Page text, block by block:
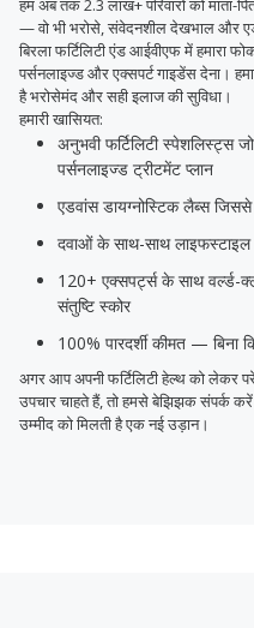
हम अब तक 2.3 लाख+ परिवारों को माता-
— वो भी भरोसे, संवेदनशील देखभाल और
बिरला फर्टिलिटी एंड आईवीएफ में हमारा
पर्सनलाइज्ड और एक्सपर्ट गाइडेंस देना।
है भरोसेमंद और सही इलाज की सुविधा।
हमारी खासियत:
अनुभवी फर्टिलिटी स्पेशलिस्ट्स
पर्सनलाइज्ड ट्रीटमेंट प्लान
एडवांस डायग्नोस्टिक लैब्स जिससे
दवाओं के साथ-साथ
120+ एक्सपर्ट्स के साथ वर्ल्ड-
संतुष्टि स्कोर
100% पारदर्शी कीमत — बिना
अगर आप अपनी फर्टिलिटी हेल्थ को लेकर
उपचार चाहते हैं, तो हमसे बेझिझक संपर्क
उम्मीद को मिलती है एक नई उड़ान।